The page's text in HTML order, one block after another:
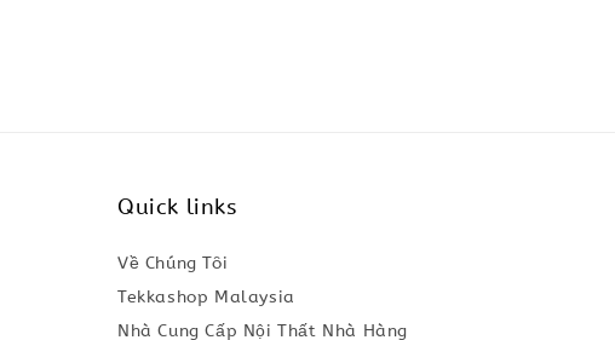
Quick links
Về Chúng Tôi
Tekkashop Malaysia
Nhà Cung Cấp Nội Thất Nhà Hàng